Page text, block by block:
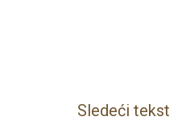
Sledeći tekst